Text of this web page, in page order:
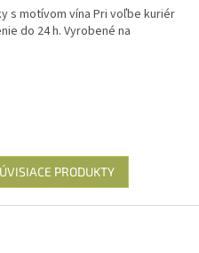
s motívom vína Pri voľbe kuriér
do 24 h. Vyrobené na
PRODUKTY